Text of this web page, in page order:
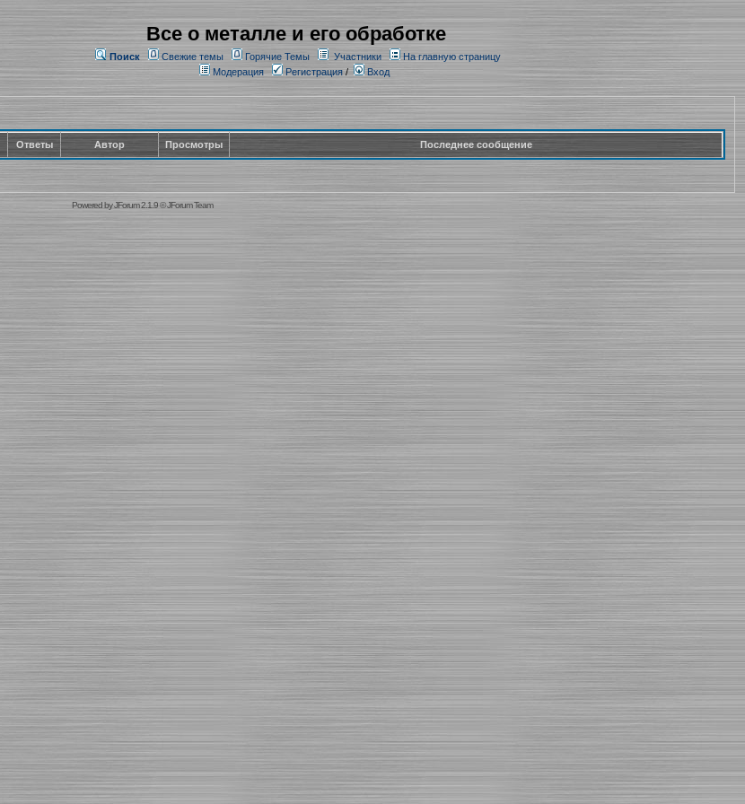
Все о металле и его обработке
Поиск Свежие темы Горячие Темы Участники
На главную страницу
Модерация
Регистрация/ Вход
Ответы Автор Просмотры Последнее сообщение
Powered byJForum 2.1.9©JForum Team